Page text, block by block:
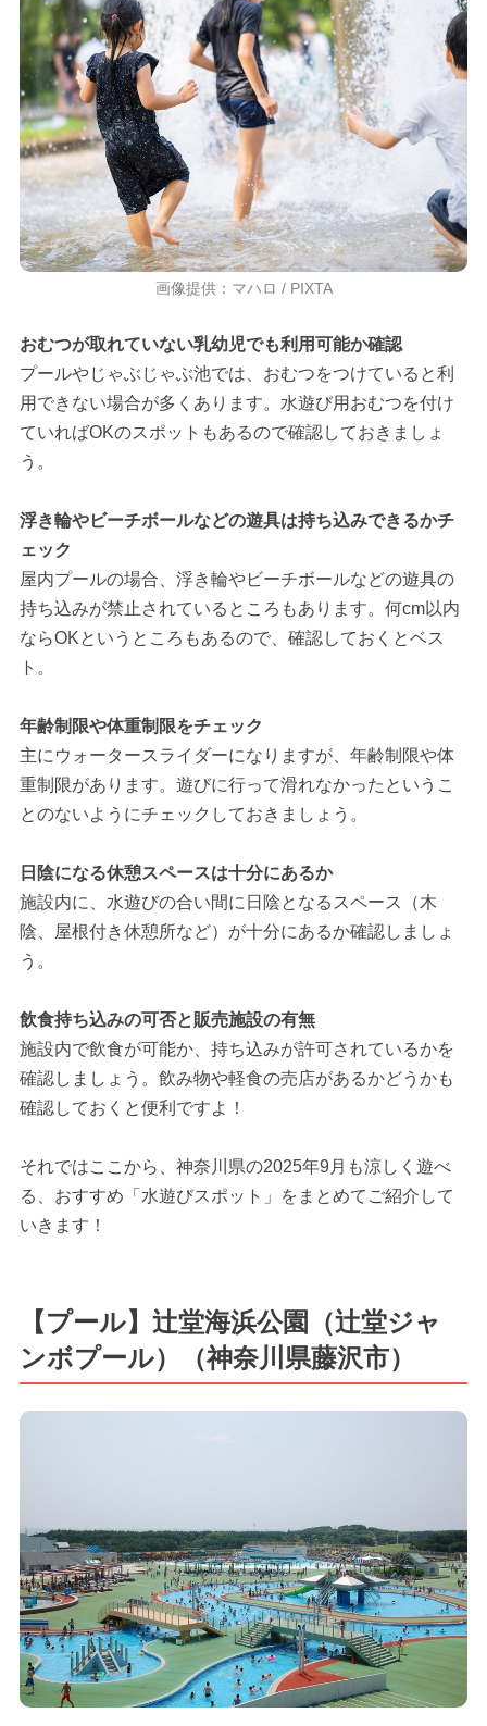
画像提供：マハロ / PIXTA
おむつが取れていない乳幼児でも利用可能か確認
プールやじゃぶじゃぶ池では、おむつをつけていると利
用できない場合が多くあります。水遊び用おむつを付け
ていればOKのスポットもあるので確認しておきましょ
う。
浮き輪やビーチボールなどの遊具は持ち込みできるかチ
ェック
屋内プールの場合、浮き輪やビーチボールなどの遊具の
持ち込みが禁止されているところもあります。何cm以内
ならOKというところもあるので、確認しておくとベス
ト。
年齢制限や体重制限をチェック
主にウォータースライダーになりますが、年齢制限や体
重制限があります。遊びに行って滑れなかったというこ
とのないようにチェックしておきましょう。
日陰になる休憩スペースは十分にあるか
施設内に、水遊びの合い間に日陰となるスペース（木
陰、屋根付き休憩所など）が十分にあるか確認しましょ
う。
飲食持ち込みの可否と販売施設の有無
施設内で飲食が可能か、持ち込みが許可されているかを
確認しましょう。飲み物や軽食の売店があるかどうかも
確認しておくと便利ですよ！
それではここから、神奈川県の2025年9月も涼しく遊べ
る、おすすめ「水遊びスポット」をまとめてご紹介して
いきます！
【プール】辻堂海浜公園（辻堂ジャ
ンボプール）（神奈川県藤沢市）